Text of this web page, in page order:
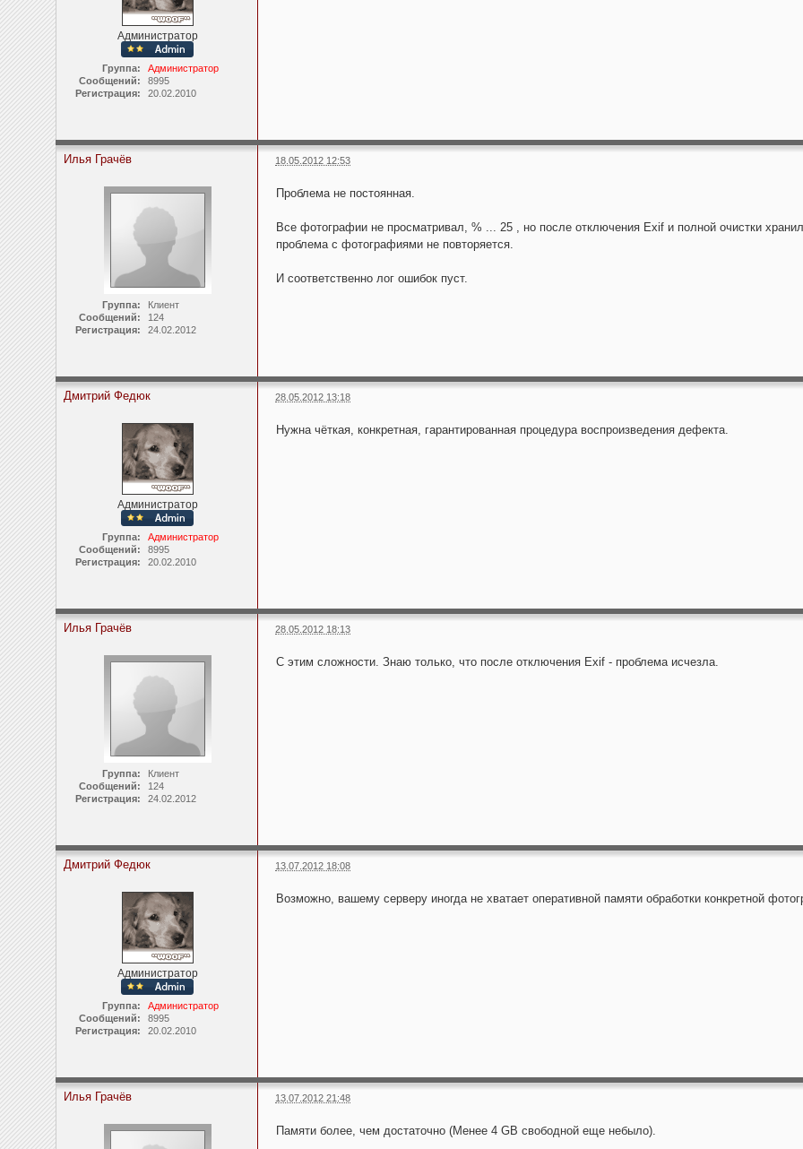
Администратор
Группа:
Администратор
Сообщений:
8995
Регистрация:
20.02.2010
Илья Грачёв
Группа:
Клиент
Сообщений:
124
Регистрация:
24.02.2012
18.05.2012 12:53
Проблема не постоянная.
Все фотографии не просматривал, % ... 25 , но после отключения Exif и полной очистки
проблема с фотографиями не повторяется.
И соответственно лог ошибок пуст.
Дмитрий Федюк
Администратор
Группа:
Администратор
Сообщений:
8995
Регистрация:
20.02.2010
28.05.2012 13:18
Нужна чёткая, конкретная, гарантированная процедура воспроизведения дефекта.
Илья Грачёв
Группа:
Клиент
Сообщений:
124
Регистрация:
24.02.2012
28.05.2012 18:13
С этим сложности. Знаю только, что после отключения Exif - проблема исчезла.
Дмитрий Федюк
Администратор
Группа:
Администратор
Сообщений:
8995
Регистрация:
20.02.2010
13.07.2012 18:08
Возможно, вашему серверу иногда не хватает оперативной памяти обработки конкретной
Илья Грачёв 13.07.2012 21:48
Памяти более, чем достаточно (Менее 4 GB свободной еще небыло).